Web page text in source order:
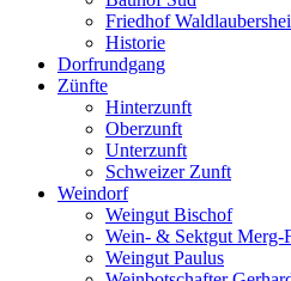
Friedhof
Historie
Dorfrundgang
Zünfte
Hinterzunft
Oberzunft
Unterzunft
Schweizer Zunft
Weindorf
Weingut Bischof
Wein- & Sektgut Merg-
Weingut Paulus